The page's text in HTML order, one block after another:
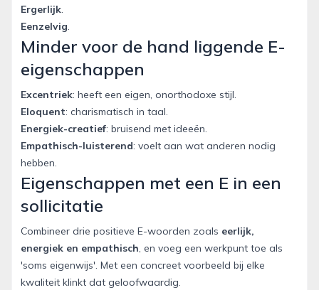
Ergerlijk.
Eenzelvig.
Minder voor de hand liggende E-
eigenschappen
Excentriek: heeft een eigen, onorthodoxe stijl.
Eloquent: charismatisch in taal.
Energiek-creatief: bruisend met ideeën.
Empathisch-luisterend: voelt aan wat anderen nodig
hebben.
Eigenschappen met een E in een
sollicitatie
Combineer drie positieve E-woorden zoals eerlijk,
energiek en empathisch, en voeg een werkpunt toe als
'soms eigenwijs'. Met een concreet voorbeeld bij elke
kwaliteit klinkt dat geloofwaardig.